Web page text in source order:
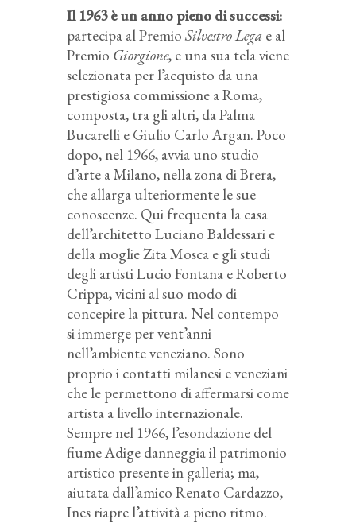
Il 1963 è un anno pieno di successi:
partecipa al Premio Silvestro Lega e al
Premio Giorgione, e una sua tela viene
selezionata per l’acquisto da una
prestigiosa commissione a Roma,
composta, tra gli altri, da Palma
Bucarelli e Giulio Carlo Argan. Poco
dopo, nel 1966, avvia uno studio
d’arte a Milano, nella zona di Brera,
che allarga ulteriormente le sue
conoscenze. Qui frequenta la casa
dell’architetto Luciano Baldessari e
della moglie Zita Mosca e gli studi
degli artisti Lucio Fontana e Roberto
Crippa, vicini al suo modo di
concepire la pittura. Nel contempo
si immerge per vent’anni
nell’ambiente veneziano. Sono
proprio i contatti milanesi e veneziani
che le permettono di affermarsi come
artista a livello internazionale.
Sempre nel 1966, l’esondazione del
fiume Adige danneggia il patrimonio
artistico presente in galleria; ma,
aiutata dall’amico Renato Cardazzo,
Ines riapre l’attività a pieno ritmo.